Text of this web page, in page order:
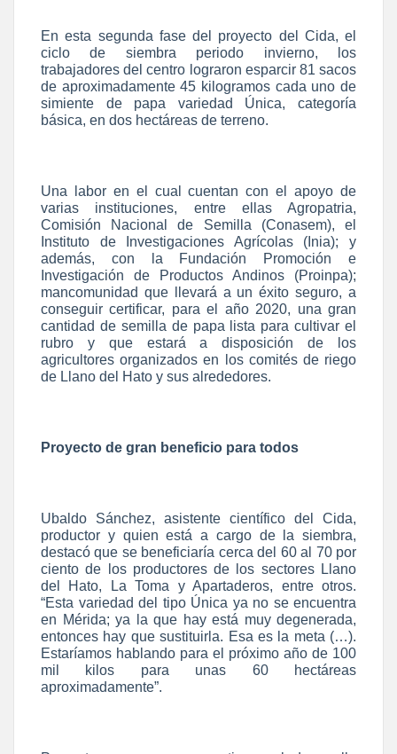
En esta segunda fase del proyecto del Cida, el
ciclo de siembra periodo invierno, los
trabajadores del centro lograron esparcir 81 sacos
de aproximadamente 45 kilogramos cada uno de
simiente de papa variedad Única, categoría
básica, en dos hectáreas de terreno.
Una labor en el cual cuentan con el apoyo de
varias instituciones, entre ellas Agropatria,
Comisión Nacional de Semilla (Conasem), el
Instituto de Investigaciones Agrícolas (Inia); y
además, con la Fundación Promoción e
Investigación de Productos Andinos (Proinpa);
mancomunidad que llevará a un éxito seguro, a
conseguir certificar, para el año 2020, una gran
cantidad de semilla de papa lista para cultivar el
rubro y que estará a disposición de los
agricultores organizados en los comités de riego
de Llano del Hato y sus alrededores.
Proyecto de gran beneficio para todos
Ubaldo Sánchez, asistente científico del Cida,
productor y quien está a cargo de la siembra,
destacó que se beneficiaría cerca del 60 al 70 por
ciento de los productores de los sectores Llano
del Hato, La Toma y Apartaderos, entre otros.
“Esta variedad del tipo Única ya no se encuentra
en Mérida; ya la que hay está muy degenerada,
entonces hay que sustituirla. Esa es la meta (…).
Estaríamos hablando para el próximo año de 100
mil kilos para unas 60 hectáreas
aproximadamente”.